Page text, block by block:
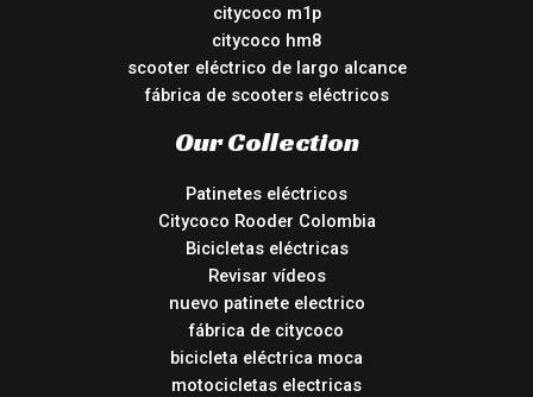
citycoco m1p
citycoco hm8
scooter eléctrico de largo alcance
fábrica de scooters eléctricos
Our Collection
Patinetes eléctricos
Citycoco Rooder Colombia
Bicicletas eléctricas
Revisar vídeos
nuevo patinete electrico
fábrica de citycoco
bicicleta eléctrica moca
motocicletas electricas